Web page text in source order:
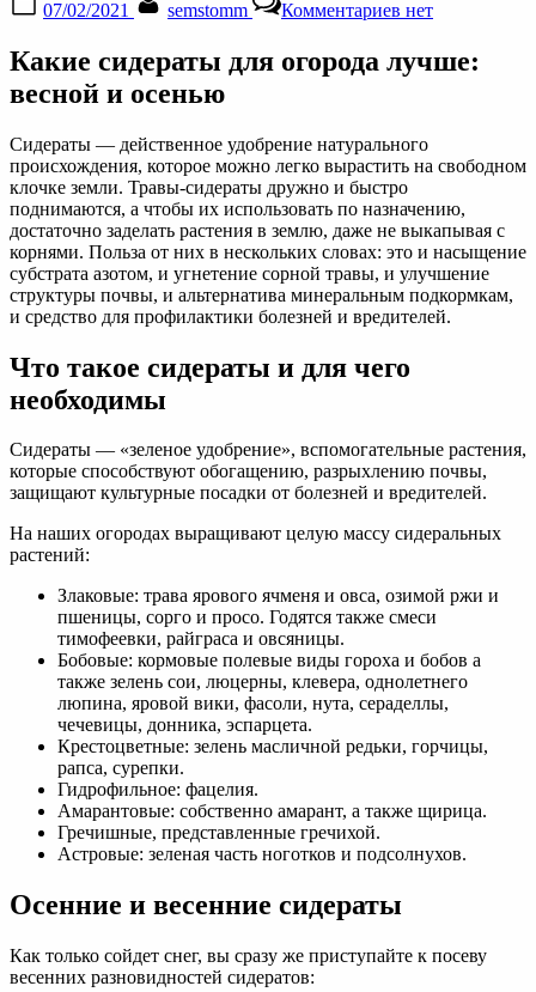
on
07/02/2021 semstomm Комментариевзаписи
для
огорода
осенью:
какие
лучше
нет
Какие сидераты для огорода лучше:
весной и осенью
Сидераты — действенное удобрение натурального
происхождения, которое можно легко вырастить на свободном
клочке земли. Травы-сидераты дружно и быстро
поднимаются, а чтобы их использовать по назначению,
достаточно заделать растения в землю, даже не выкапывая с
корнями. Польза от них в нескольких словах: это и насыщение
субстрата азотом, и угнетение сорной травы, и улучшение
структуры почвы, и альтернатива минеральным подкормкам,
и средство для профилактики болезней и вредителей.
Что такое сидераты и для чего
необходимы
Сидераты — «зеленое удобрение», вспомогательные растения,
которые способствуют обогащению, разрыхлению почвы,
защищают культурные посадки от болезней и вредителей.
На наших огородах выращивают целую массу сидеральных
растений:
Злаковые: трава ярового ячменя и овса, озимой ржи и
пшеницы, сорго и просо. Годятся также смеси
тимофеевки, райграса и овсяницы.
Бобовые: кормовые полевые виды гороха и бобов а
также зелень сои, люцерны, клевера, однолетнего
люпина, яровой вики, фасоли, нута, сераделлы,
чечевицы, донника, эспарцета.
Крестоцветные: зелень масличной редьки, горчицы,
рапса, сурепки.
Гидрофильное: фацелия.
Амарантовые: собственно амарант, а также щирица.
Гречишные, представленные гречихой.
Астровые: зеленая часть ноготков и подсолнухов.
Осенние и весенние сидераты
Как только сойдет снег, вы сразу же приступайте к посеву
весенних разновидностей сидератов: